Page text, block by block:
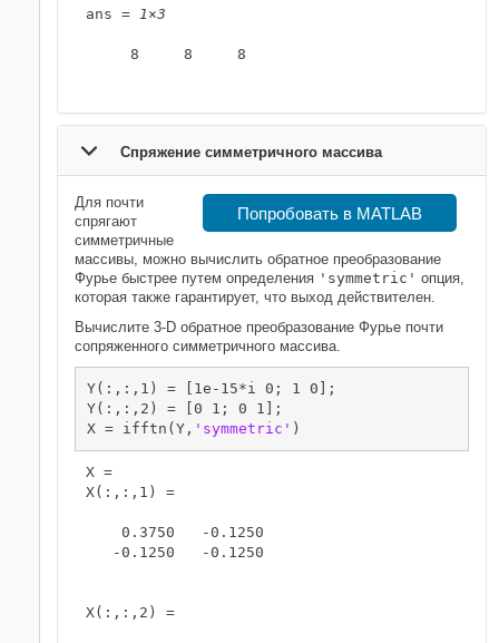
ans = 1×3
     8     8     8
Спряжение симметричного массива
Попробовать в MATLAB
Для почти
спрягают
симметричные
массивы, можно вычислить обратное преобразование
Фурье быстрее путем определения 'symmetric' опция,
которая также гарантирует, что выход действителен.
Вычислите 3-D обратное преобразование Фурье почти
сопряженного симметричного массива.
Y(:,:,1) = [1e-15*i 0; 1 0];
Y(:,:,2) = [0 1; 0 1];
X = ifftn(Y, 'symmetric' )
X =
X(:,:,1) =
    0.3750   -0.1250
   -0.1250   -0.1250
X(:,:,2) =